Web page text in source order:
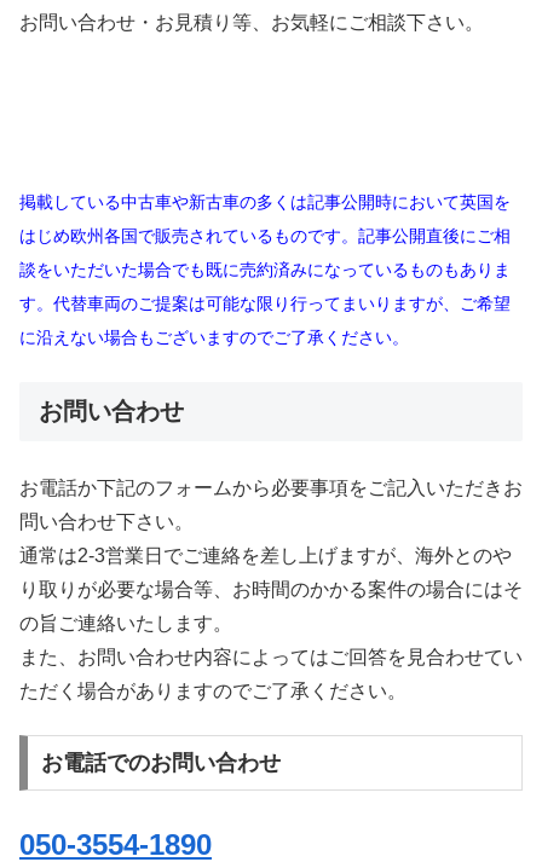
お問い合わせ・お見積り等、お気軽にご相談下さい。
掲載している中古車や新古車の多くは記事公開時において英国を
はじめ欧州各国で販売されているものです。記事公開直後にご相
談をいただいた場合でも既に売約済みになっているものもありま
す。代替車両のご提案は可能な限り行ってまいりますが、ご希望
に沿えない場合もございますのでご了承ください。
お問い合わせ
お電話か下記のフォームから必要事項をご記入いただきお
問い合わせ下さい。
通常は2-3営業日でご連絡を差し上げますが、海外とのや
り取りが必要な場合等、お時間のかかる案件の場合にはそ
の旨ご連絡いたします。
また、お問い合わせ内容によってはご回答を見合わせてい
ただく場合がありますのでご了承ください。
お電話でのお問い合わせ
050-3554-1890